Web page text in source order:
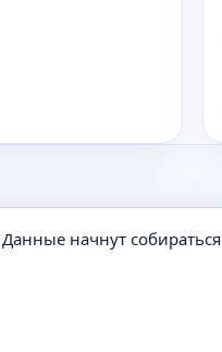
начнут собираться